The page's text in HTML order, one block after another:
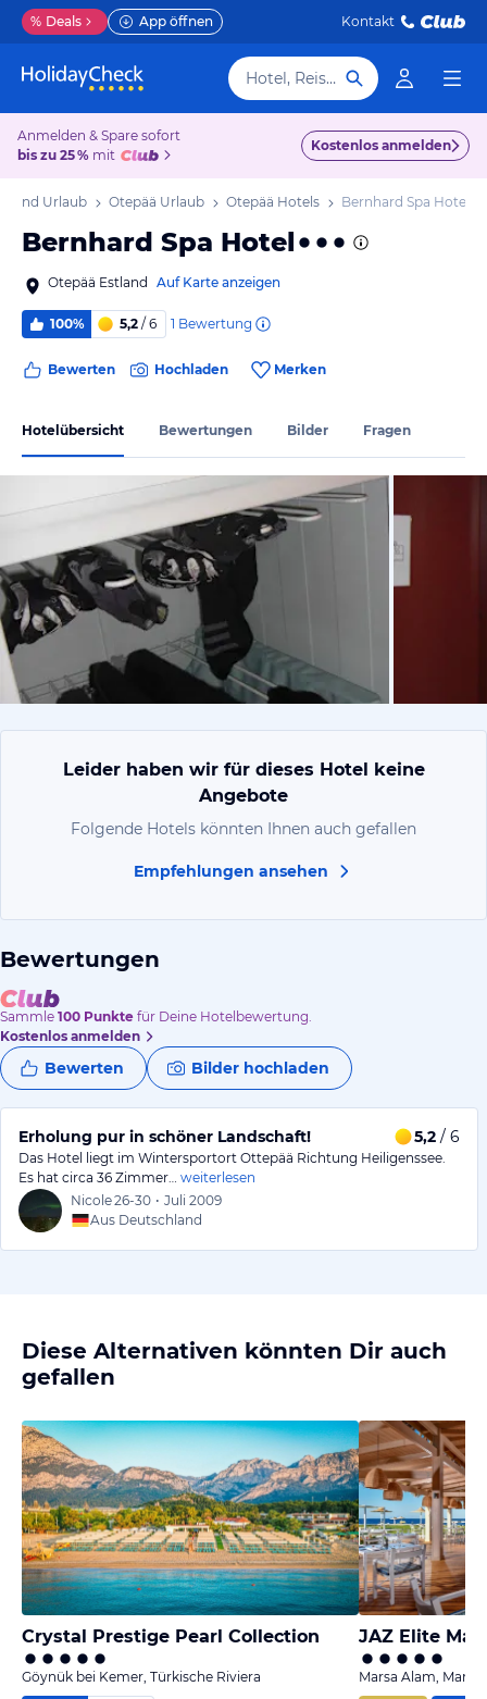
% Deals App öffnen Kontakt
Hotel, Reiseziel
Anmelden & Spare sofort
bis zu 25 % mit
Kostenlos anmelden
Urlaub Otepää Urlaub Otepää Hotels Bernhard Spa Hotel
Bernhard Spa Hotel
Otepää Estland Auf Karte anzeigen
100% 5,2 / 6 1 Bewertung
Bewerten Hochladen Merken
Hotelübersicht Bewertungen Bilder Fragen
Leider haben wir für dieses Hotel keine
Angebote
Folgende Hotels könnten Ihnen auch gefallen
Empfehlungen ansehen
Bewertungen
Sammle 100 Punkte für Deine Hotelbewertung.
Kostenlos anmelden
Bewerten Bilder hochladen
Erholung pur in schöner Landschaft! 5,2 / 6
Das Hotel liegt im Wintersportort Ottepää Richtung Heiligenssee.
Es hat circa 36 Zimmer…
weiterlesen
Nicole26-30 • Juli 2009
Aus Deutschland
Diese Alternativen könnten Dir auch
gefallen
Crystal Prestige Pearl Collection
Göynük bei Kemer, Türkische Riviera
JAZ Elite
Marsa Alam,